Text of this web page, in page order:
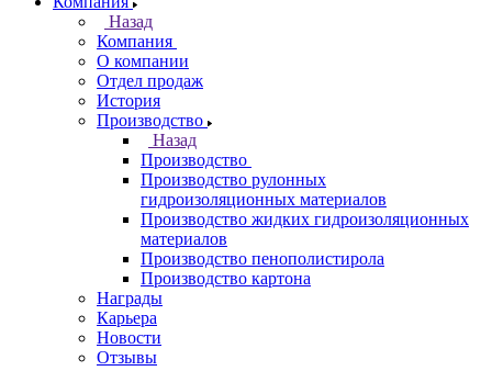
Назад
Компания
О компании
Отдел продаж
История
Производство
Назад
Производство
Производство рулонных
гидроизоляционных материалов
Производство жидких гидроизоляционных
материалов
Производство пенополистирола
Производство картона
Награды
Карьера
Новости
Отзывы